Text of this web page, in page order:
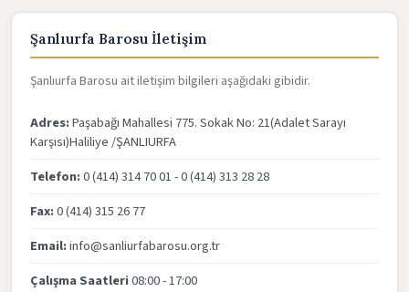
Şanlıurfa Barosu İletişim
Şanlıurfa Barosu ait iletişim bilgileri aşağıdaki gibidir.
Adres:Paşabağı Mahallesi 775. Sokak No: 21(Adalet Sarayı
Karşısı)Haliliye /ŞANLIURFA
Telefon:0 (414) 314 70 01 - 0 (414) 313 28 28
Fax:0 (414) 315 26 77
Email:info@sanliurfabarosu.org.tr
Çalışma Saatleri08:00 - 17:00